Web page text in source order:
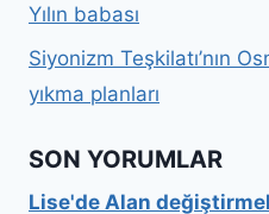
Yılın babası
Siyonizm Teşkilatı’nın
yıkma planları
SON YORUMLAR
Lise'de Alan